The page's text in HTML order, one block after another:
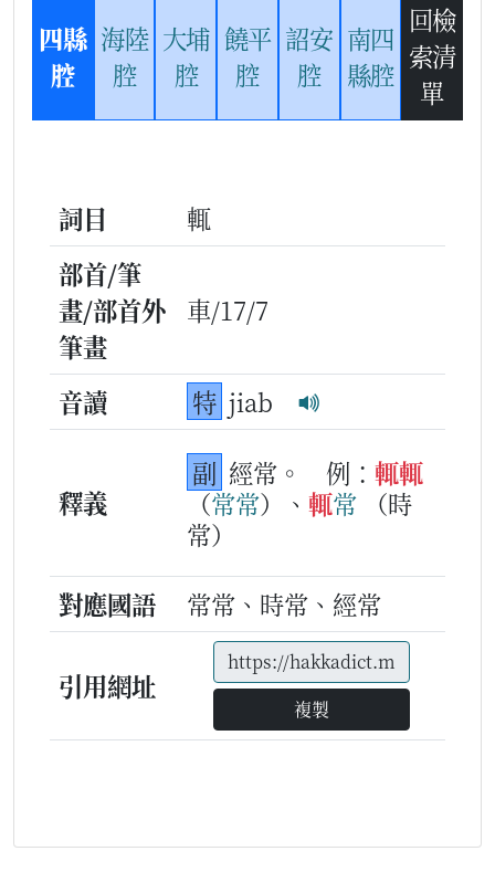
四縣
腔
海陸
腔
大埔
腔
饒平
腔
詔安
腔
南四
縣腔
回檢
索清
單
詞目
輒
部首/筆
畫/部首外
筆畫
車/17/7
音讀 特 jiab
釋義
副 經常。 例： 輒輒
（常常）、 輒常
（時
常）
對應國語
常常、時常、經常
引用網址
複製